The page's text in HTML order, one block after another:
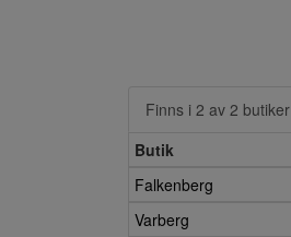
Finns i 2 av 2 butiker
Butik
Falkenberg
Varberg